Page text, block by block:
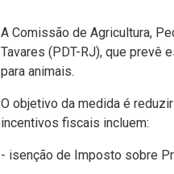
A Comissão de Agricultura,
Tavares (PDT-RJ), que
para animais.
O objetivo da medida é
incentivos fiscais incluem:
- isenção de Imposto sobre